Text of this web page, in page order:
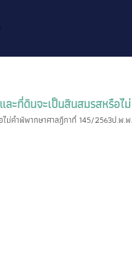
ะที่ดินจะเป็นสินสมรสหรือไม่
คำพิพากษาศาลฎีกาที่ 145/2563ป.พ.